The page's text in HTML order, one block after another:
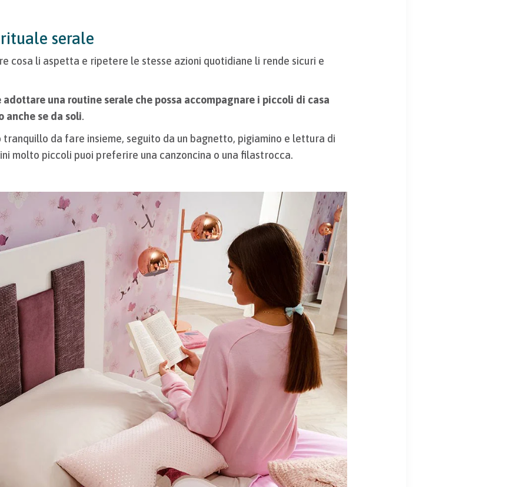
serale
cosa li aspetta e ripetere le stesse azioni quotidiane li rende sicuri e
una routine serale che possa accompagnare i piccoli di casa
anche se da soli.
tranquillo da fare insieme, seguito da un bagnetto, pigiamino e lettura di
molto piccoli puoi preferire una canzoncina o una filastrocca.